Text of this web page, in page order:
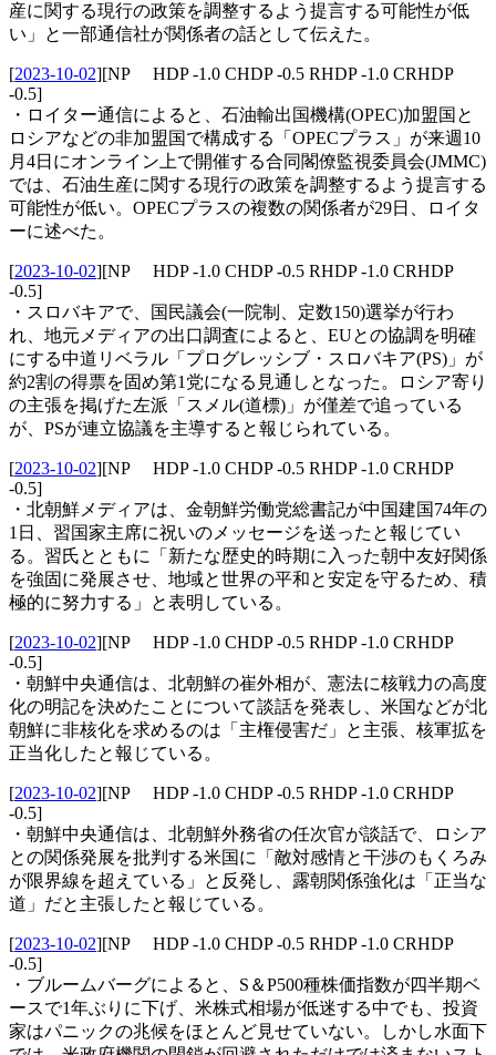
産に関する現行の政策を調整するよう提言する可能性が低
い」と一部通信社が関係者の話として伝えた。
[2023-10-02][NP HDP -1.0 CHDP -0.5 RHDP -1.0 CRHDP
-0.5]
・ロイター通信によると、石油輸出国機構(OPEC)加盟国と
ロシアなどの非加盟国で構成する「OPECプラス」が来週10
月4日にオンライン上で開催する合同閣僚監視委員会(JMMC)
では、石油生産に関する現行の政策を調整するよう提言する
可能性が低い。OPECプラスの複数の関係者が29日、ロイタ
ーに述べた。
[2023-10-02][NP HDP -1.0 CHDP -0.5 RHDP -1.0 CRHDP
-0.5]
・スロバキアで、国民議会(一院制、定数150)選挙が行わ
れ、地元メディアの出口調査によると、EUとの協調を明確
にする中道リベラル「プログレッシブ・スロバキア(PS)」が
約2割の得票を固め第1党になる見通しとなった。ロシア寄り
の主張を掲げた左派「スメル(道標)」が僅差で追っている
が、PSが連立協議を主導すると報じられている。
[2023-10-02][NP HDP -1.0 CHDP -0.5 RHDP -1.0 CRHDP
-0.5]
・北朝鮮メディアは、金朝鮮労働党総書記が中国建国74年の
1日、習国家主席に祝いのメッセージを送ったと報じてい
る。習氏とともに「新たな歴史的時期に入った朝中友好関係
を強固に発展させ、地域と世界の平和と安定を守るため、積
極的に努力する」と表明している。
[2023-10-02][NP HDP -1.0 CHDP -0.5 RHDP -1.0 CRHDP
-0.5]
・朝鮮中央通信は、北朝鮮の崔外相が、憲法に核戦力の高度
化の明記を決めたことについて談話を発表し、米国などが北
朝鮮に非核化を求めるのは「主権侵害だ」と主張、核軍拡を
正当化したと報じている。
[2023-10-02][NP HDP -1.0 CHDP -0.5 RHDP -1.0 CRHDP
-0.5]
・朝鮮中央通信は、北朝鮮外務省の任次官が談話で、ロシア
との関係発展を批判する米国に「敵対感情と干渉のもくろみ
が限界線を超えている」と反発し、露朝関係強化は「正当な
道」だと主張したと報じている。
[2023-10-02][NP HDP -1.0 CHDP -0.5 RHDP -1.0 CRHDP
-0.5]
・ブルームバーグによると、S＆P500種株価指数が四半期ベ
ースで1年ぶりに下げ、米株式相場が低迷する中でも、投資
家はパニックの兆候をほとんど見せていない。しかし水面下